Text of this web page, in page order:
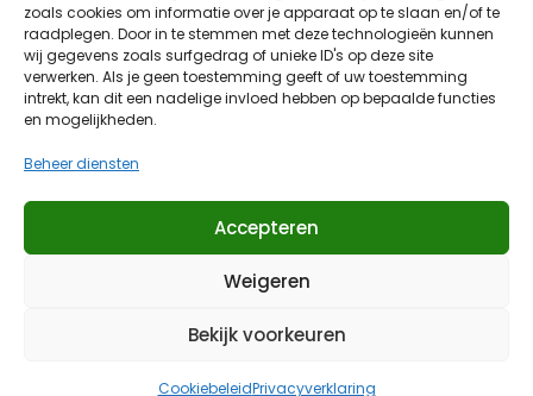
zoals cookies om informatie over je apparaat op te slaan en/of te
raadplegen. Door in te stemmen met deze technologieën kunnen
wij gegevens zoals surfgedrag of unieke ID's op deze site
verwerken. Als je geen toestemming geeft of uw toestemming
intrekt, kan dit een nadelige invloed hebben op bepaalde functies
en mogelijkheden.
Beheer diensten
Accepteren
Weigeren
Bekijk voorkeuren
CookiebeleidPrivacyverklaring
Algemene voorwaarden
Retourneren
© 2014 – 2026 – thewanderer4music.shop
Onderdeel van thewanderermusic.com